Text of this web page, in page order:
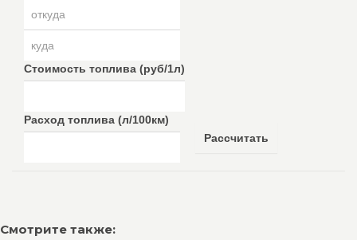
Стоимость топлива (руб/1л)
Расход топлива (л/100км)
Рассчитать
Смотрите также: